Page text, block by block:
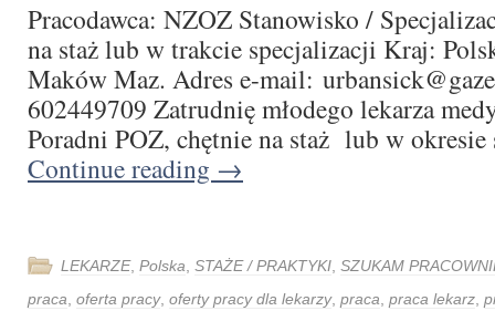
Pracodawca: NZOZ Stanowisko /
na staż lub w trakcie specjalizacji Kraj:
Maków Maz. Adres e-mail:
602449709 Zatrudnię młodego lekarza
Poradni POZ, chętnie na staż lub w
Continue reading →
LEKARZE, Polska STAŻE / PRAKTYKI SZUKAM
praca oferta pracy, oferty pracy dla lekarzy, praca praca lekarz